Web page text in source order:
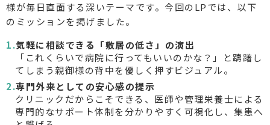
様が毎日直面する深いテーマです。今回のLPでは、以下
のミッションを掲げました。
気軽に相談できる「敷居の低さ」の演出
「これくらいで病院に行ってもいいのかな？」と躊躇し
てしまう親御様の背中を優しく押すビジュアル。
専門外来としての安心感の提示
クリニックだからこそできる、医師や管理栄養士による
専門的なサポート体制を分かりやすく可視化し、集患へ